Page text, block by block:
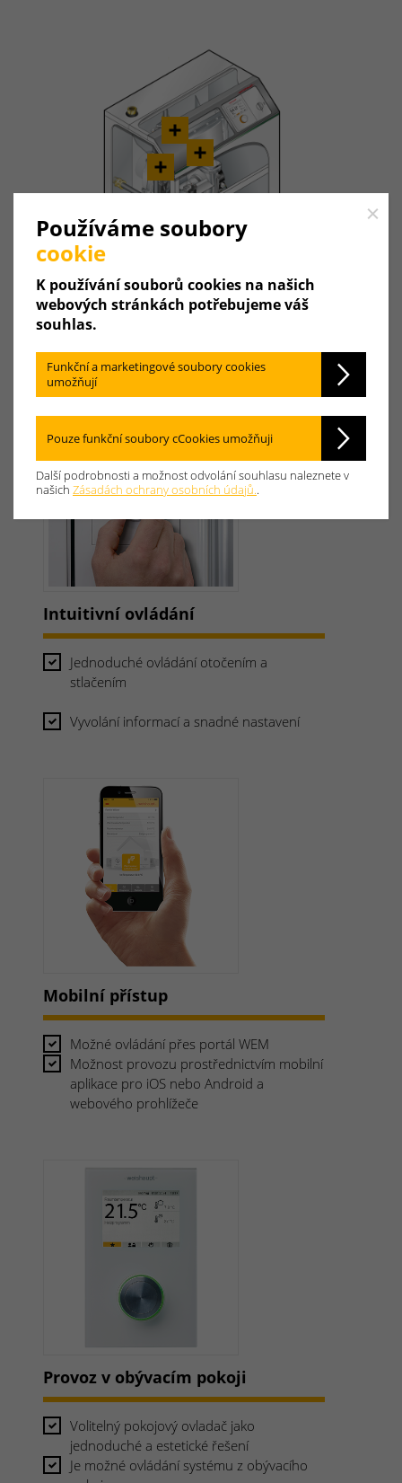
Intuitivní ovládání
Jednoduché ovládání otočením a
stlačením
Vyvolání informací a snadné nastavení
Mobilní přístup
Možné ovládání přes portál WEM
Možnost provozu prostřednictvím mobilní
aplikace pro iOS nebo Android a
webového prohlížeče
Provoz v obývacím pokoji
Volitelný pokojový ovladač jako
jednoduché a estetické řešení
Je možné ovládání systému z obývacího
Close
Používáme soubory
cookie
K používání souborů cookies na našich
webových stránkách potřebujeme váš
souhlas.
Funkční a marketingové soubory cookies
umožňují
Pouze funkční soubory cCookies umožňuji
Další podrobnosti a možnost odvolání souhlasu naleznete v
našich Zásadách ochrany osobních údajů..